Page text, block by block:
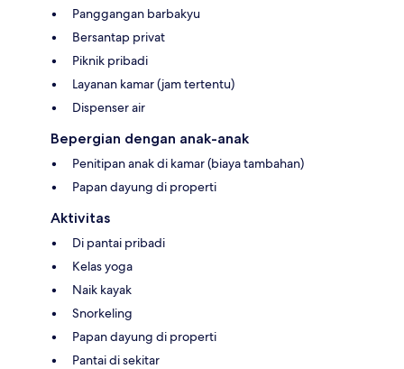
Panggangan barbakyu
Bersantap privat
Piknik pribadi
Layanan kamar (jam tertentu)
Dispenser air
Bepergian dengan anak-anak
Penitipan anak di kamar (biaya tambahan)
Papan dayung di properti
Aktivitas
Di pantai pribadi
Kelas yoga
Naik kayak
Snorkeling
Papan dayung di properti
Pantai di sekitar